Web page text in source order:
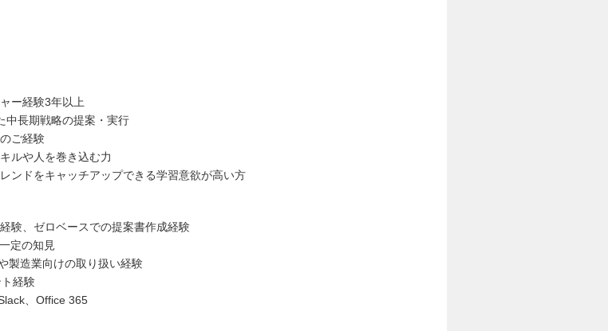
ー経験3年以上
中長期戦略の提案・実行
ご経験
ルや人を巻き込む力
ンドをキャッチアップできる学習意欲が高い方
験、ゼロベースでの提案書作成経験
定の知見
製造業向けの取り扱い経験
経験
、Office 365